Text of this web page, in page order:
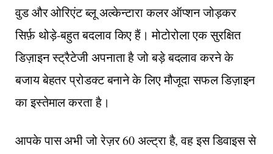
वुड और ओरिएंट ब्लू अल्केन्टारा कलर ऑप्शन जोड़कर
सिर्फ़ थोड़े-बहुत बदलाव किए हैं। मोटोरोला एक सुरक्षित
डिज़ाइन स्ट्रैटेजी अपनाता है जो बड़े बदलाव करने के
बजाय बेहतर प्रोडक्ट बनाने के लिए मौजूदा सफल डिज़ाइन
का इस्तेमाल करता है।
आपके पास अभी जो रेज़र 60 अल्ट्रा है, वह इस डिवाइस से